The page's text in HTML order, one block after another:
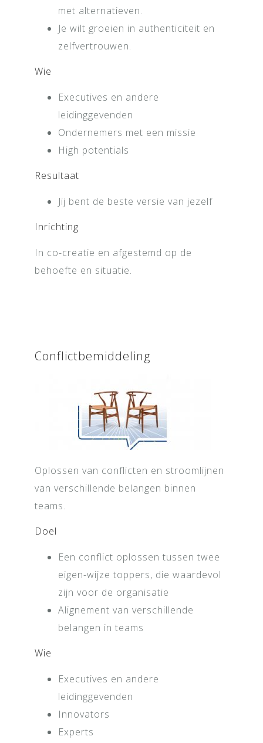
met alternatieven.
Je wilt groeien in authenticiteit en
zelfvertrouwen.
Wie
Executives en andere
leidinggevenden
Ondernemers met een missie
High potentials
Resultaat
Jij bent de beste versie van jezelf
Inrichting
In co-creatie en afgestemd op de
behoefte en situatie.
Conflictbemiddeling
Oplossen van conflicten en stroomlijnen
van verschillende belangen binnen
teams.
Doel
Een conflict oplossen tussen twee
eigen-wijze toppers, die waardevol
zijn voor de organisatie
Alignement van verschillende
belangen in teams
Wie
Executives en andere
leidinggevenden
Innovators
Experts